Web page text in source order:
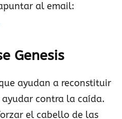
al email:
Genesis
ayudan a reconstituir
contra la caída.
el cabello de las